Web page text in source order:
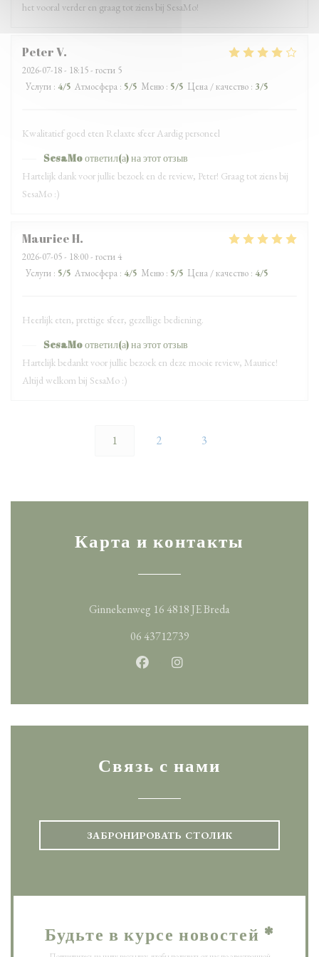
het vooral verder en graag tot ziens bij SesaMo!
PeterV
2026-07-18 - 18:15 - гости 5
Услуги : 4/5 Атмосфера : 5/5 Меню : 5/5 Цена / качество : 3/5
Kwalitatief goed eten Relaxte sfeer Aardig personeel
SesaMoответил(а) на этот отзыв
Hartelijk dank voor jullie bezoek en de review, Peter! Graag tot ziens bij
SesaMo :)
MauriceH
2026-07-05 - 18:00 - гости 4
Услуги : 5/5 Атмосфера : 4/5 Меню : 5/5 Цена / качество : 4/5
Heerlijk eten, prettige sfeer, gezellige bediening.
SesaMoответил(а) на этот отзыв
Hartelijk bedankt voor jullie bezoek en deze mooie review, Maurice!
Altijd welkom bij SesaMo :)
1 2 3
Карта и контакты
Ginnekenweg 16 4818 JE Breda
06 43712739
Facebook ((открывается в
Instagram ((открывается
Связь с нами
ЗАБРОНИРОВАТЬ СТОЛИК
Будьте в курсе новостей *